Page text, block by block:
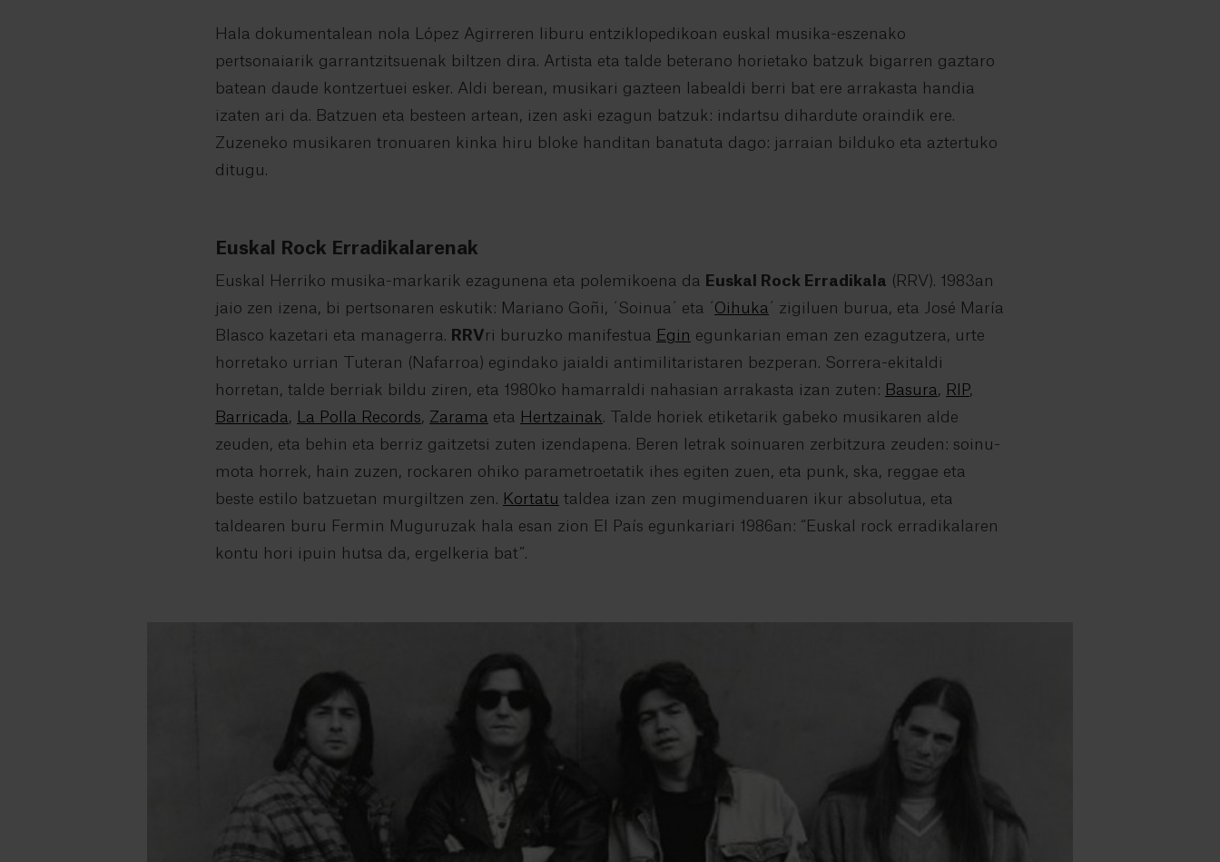
Hala dokumentalean nola López Agirreren liburu entziklopedikoan euskal musika-eszenako
pertsonaiarik garrantzitsuenak biltzen dira. Artista eta talde beterano horietako batzuk bigarren gaztaro
batean daude kontzertuei esker. Aldi berean, musikari gazteen labealdi berri bat ere arrakasta handia
izaten ari da. Batzuen eta besteen artean, izen aski ezagun batzuk: indartsu dihardute oraindik ere.
Zuzeneko musikaren tronuaren kinka hiru bloke handitan banatuta dago: jarraian bilduko eta aztertuko
ditugu.
Euskal Rock Erradikalarenak
Euskal Herriko musika-markarik ezagunena eta polemikoena da Euskal Rock Erradikala (RRV). 1983an
jaio zen izena, bi pertsonaren eskutik: Mariano Goñi, ´Soinua´ eta ´ Oihuka ´ zigiluen burua, eta José María
Blasco kazetari eta managerra. RRVri buruzko manifestua Egin egunkarian eman zen ezagutzera, urte
horretako urrian Tuteran (Nafarroa) egindako jaialdi antimilitaristaren bezperan. Sorrera-ekitaldi
horretan, talde berriak bildu ziren, eta 1980ko hamarraldi nahasian arrakasta izan zuten: Basura, RIP,
Barricada, La Polla Records, Zarama eta Hertzainak. Talde horiek etiketarik gabeko musikaren alde
zeuden, eta behin eta berriz gaitzetsi zuten izendapena. Beren letrak soinuaren zerbitzura zeuden: soinu-
mota horrek, hain zuzen, rockaren ohiko parametroetatik ihes egiten zuen, eta punk, ska, reggae eta
beste estilo batzuetan murgiltzen zen. Kortatu taldea izan zen mugimenduaren ikur absolutua, eta
taldearen buru Fermin Muguruzak hala esan zion El País egunkariari 1986an: “Euskal rock erradikalaren
kontu hori ipuin hutsa da, ergelkeria bat”.